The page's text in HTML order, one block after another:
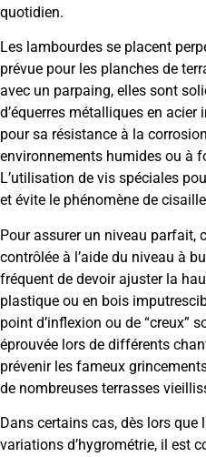
quotidien.
Les lambourdes se placent
prévue pour les planches de
avec un parpaing, elles sont
d’équerres métalliques en
pour sa résistance à la
environnements humides ou à
L’utilisation de vis spéciales
et évite le phénomène de
Pour assurer un niveau parfait,
contrôlée à l’aide du niveau à
fréquent de devoir ajuster la
plastique ou en bois
point d’inflexion ou de “creux”
éprouvée lors de différents
prévenir les fameux
de nombreuses terrasses
Dans certains cas, dès lors
variations d’hygrométrie, il est